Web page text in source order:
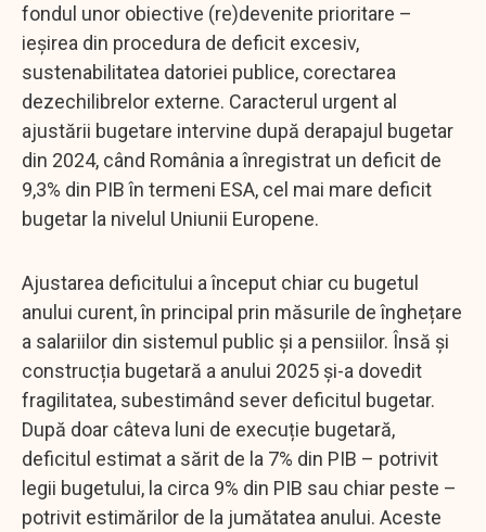
fondul unor obiective (re)devenite prioritare –
ieșirea din procedura de deficit excesiv,
sustenabilitatea datoriei publice, corectarea
dezechilibrelor externe. Caracterul urgent al
ajustării bugetare intervine după derapajul bugetar
din 2024, când România a înregistrat un deficit de
9,3% din PIB în termeni ESA, cel mai mare deficit
bugetar la nivelul Uniunii Europene.
Ajustarea deficitului a început chiar cu bugetul
anului curent, în principal prin măsurile de înghețare
a salariilor din sistemul public și a pensiilor. Însă și
construcția bugetară a anului 2025 și-a dovedit
fragilitatea, subestimând sever deficitul bugetar.
După doar câteva luni de execuție bugetară,
deficitul estimat a sărit de la 7% din PIB – potrivit
legii bugetului, la circa 9% din PIB sau chiar peste –
potrivit estimărilor de la jumătatea anului. Aceste